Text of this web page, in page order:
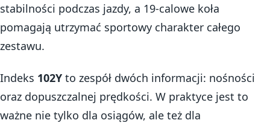
stabilności podczas jazdy, a 19-calowe koła
pomagają utrzymać sportowy charakter całego
zestawu.
Indeks 102Y to zespół dwóch informacji: nośności
oraz dopuszczalnej prędkości. W praktyce jest to
ważne nie tylko dla osiągów, ale też dla